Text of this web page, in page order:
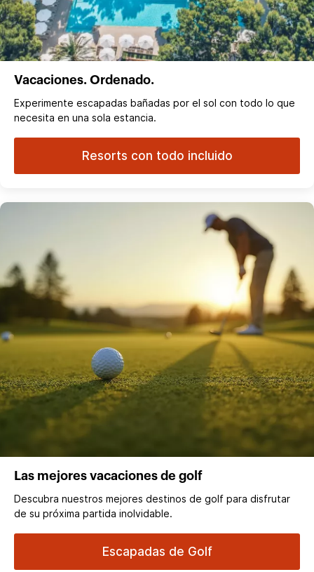
Vacaciones. Ordenado.
Experimente escapadas bañadas por el sol con todo lo que
necesita en una sola estancia.
Resorts con todo incluido
Las mejores vacaciones de golf
Descubra nuestros mejores destinos de golf para disfrutar
de su próxima partida inolvidable.
Escapadas de Golf